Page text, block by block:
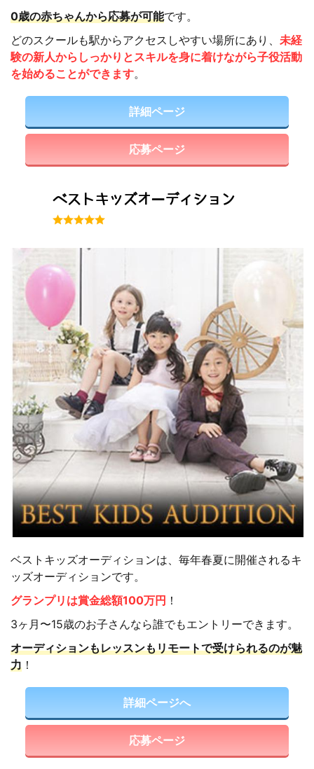
0歳の赤ちゃんから応募が可能です。
どのスクールも駅からアクセスしやすい場所にあり、 未経
験の新人からしっかりとスキルを身に着けながら子役活動
を始めることができます。
詳細ページ
応募ページ
ベストキッズオーディション
ベストキッズオーディションは、毎年春夏に開催されるキ
ッズオーディションです。
グランプリは賞金総額100万円 ！
3ヶ月〜15歳のお子さんなら誰でもエントリーできます。
オーディションもレッスンもリモートで受けられるのが魅
力 ！
詳細ページへ
応募ページ